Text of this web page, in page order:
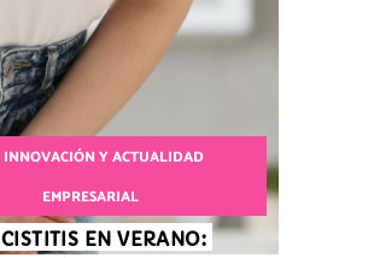
INNOVACIÓN Y ACTUALIDAD
EMPRESARIAL
CISTITIS EN VERANO: